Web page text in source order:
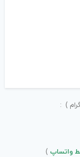
) :
واتساپ )